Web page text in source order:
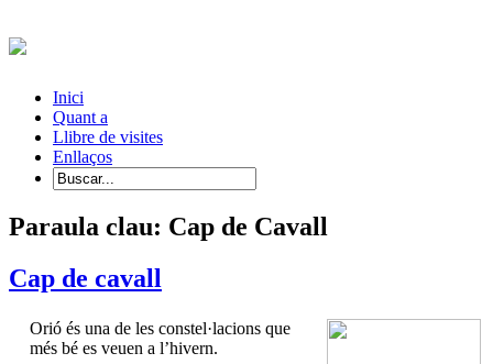
Inici
Quant a
Llibre de visites
Enllaços
Paraula clau: Cap de Cavall
Cap de cavall
Orió és una de les constel·lacions que
més bé es veuen a l’hivern.